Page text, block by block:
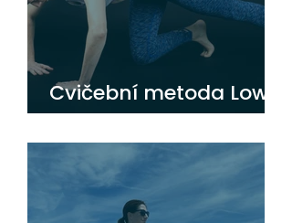
Cvičební metoda Low
Pressure Fitness